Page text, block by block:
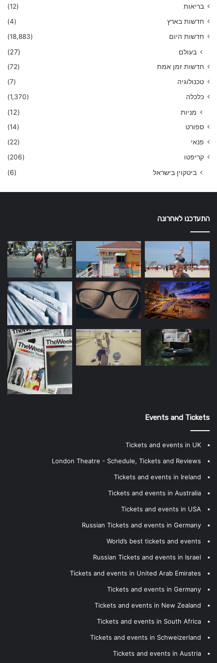
בריאות
(12)
חדשות בארץ
(4)
חדשות היום
(18,883)
בעולם (27)
חדשות זמן אמת
(72)
טכנולוגיה
(7)
כלכלה
(1,370)
מניות (12)
ספורט
(14)
פנאי
(22)
קריפטו
(206)
ביטקוין בישראל (6)
התעדכנו לאחרונה
Events and Tickets
Tickets and events in UK
London Theatre - Schedule, Tickets and Reviews
Tickets and events in Ireland
Tickets and events in Australia
Tickets and events in USA
Russian Tickets and events in Germany
World’s best tickets and events
Russian Tickets and events in Israel
Tickets and events in United Arab Emirates
Tickets and events in Germany
Tickets and events in New Zealand
Tickets and events in South Africa
Tickets and events in Schweizerland
Tickets and events in Austria